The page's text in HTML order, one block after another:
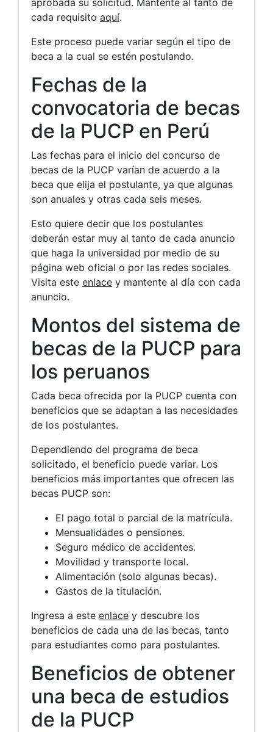
aprobada su solicitud. Mantente al tanto de
cada requisito aquí.
Este proceso puede variar según el tipo de
beca a la cual se estén postulando.
Fechas de la
convocatoria de becas
de la PUCP en Perú
Las fechas para el inicio del concurso de
becas de la PUCP varían de acuerdo a la
beca que elija el postulante, ya que algunas
son anuales y otras cada seis meses.
Esto quiere decir que los postulantes
deberán estar muy al tanto de cada anuncio
que haga la universidad por medio de su
página web oficial o por las redes sociales.
Visita este enlace y mantente al día con cada
anuncio.
Montos del sistema de
becas de la PUCP para
los peruanos
Cada beca ofrecida por la PUCP cuenta con
beneficios que se adaptan a las necesidades
de los postulantes.
Dependiendo del programa de beca
solicitado, el beneficio puede variar. Los
beneficios más importantes que ofrecen las
becas PUCP son:
El pago total o parcial de la matrícula.
Mensualidades o pensiones.
Seguro médico de accidentes.
Movilidad y transporte local.
Alimentación (solo algunas becas).
Gastos de la titulación.
Ingresa a este enlace y descubre los
beneficios de cada una de las becas, tanto
para estudiantes como para postulantes.
Beneficios de obtener
una beca de estudios
de la PUCP